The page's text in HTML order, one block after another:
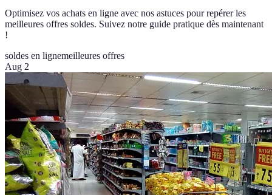
Optimisez vos achats en ligne avec nos astuces pour repérer les
meilleures offres soldes. Suivez notre guide pratique dès maintenant
!
soldes en lignemeilleures offres
Aug 2